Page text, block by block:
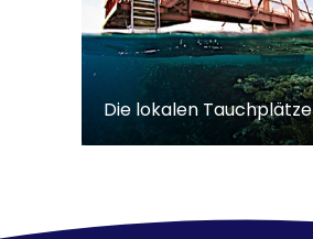
Die lokalen Tauchplätze